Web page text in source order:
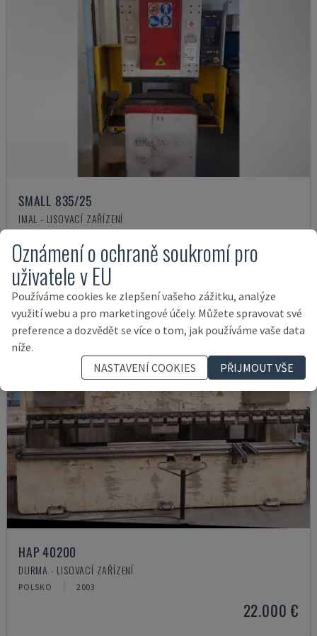
SMALL 835/25
IMAL - LISOVACÍ ZAŘÍZENÍ
14.000 €
HAP 40200
DURMA - LISOVACÍ ZAŘÍZENÍ
POLSKO 2003
22.000 €
Oznámení o ochraně soukromí pro
uživatele v EU
Používáme cookies ke zlepšení vašeho zážitku, analýze
využití webu a pro marketingové účely. Můžete spravovat své
preference a dozvědět se více o tom, jak používáme vaše data
níže.
NASTAVENÍ COOKIES
PŘIJMOUT VŠE